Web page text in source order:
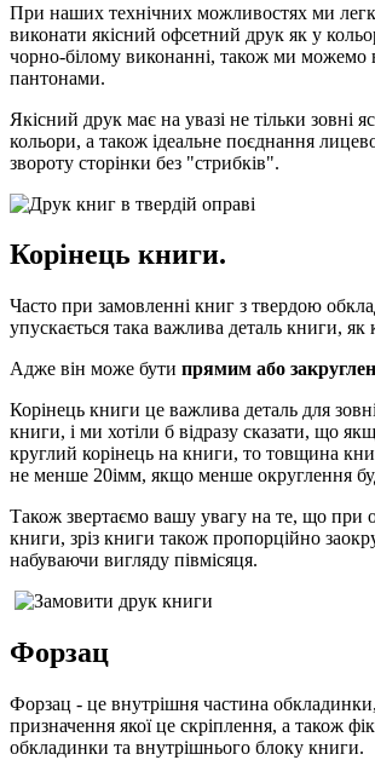
При наших технічних можливостях ми
виконати якісний офсетний друк як у
чорно-білому виконанні, також ми можемо
пантонами.
Якісний друк має на увазі не тільки зовні
кольори, а також ідеальне поєднання
звороту сторінки без "стрибків".
Корінець книги.
Часто при замовленні книг з твердою
упускається така важлива деталь книги, як
Адже він може бути прямим або
Корінець книги це важлива деталь для
книги, і ми хотіли б відразу сказати, що
круглий корінець на книги, то товщина
не менше 20імм, якщо менше округлення
Також звертаємо вашу увагу на те, що при
книги, зріз книги також пропорційно
набуваючи вигляду півмісяця.
Форзац
Форзац - це внутрішня частина
призначення якої це скріплення, а також
обкладинки та внутрішнього блоку книги.